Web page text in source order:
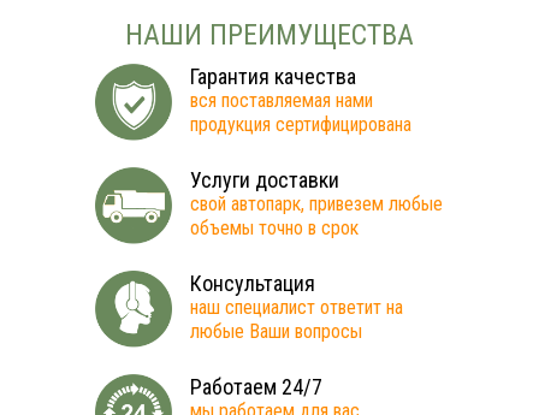
НАШИ ПРЕИМУЩЕСТВА
Гарантия качества
вся поставляемая нами
продукция сертифицирована
Услуги доставки
свой автопарк, привезем любые
объемы точно в срок
Консультация
наш специалист ответит на
любые Ваши вопросы
Работаем 24/7